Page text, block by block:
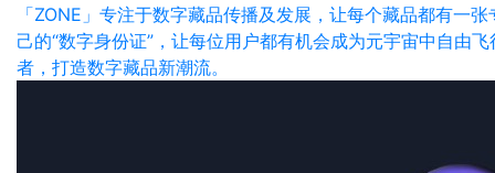
「ZONE」专注于数字藏品传播及发展，让每个藏品都有一张
己的“数字身份证”，让每位用户都有机会成为元宇宙中自由
者，打造数字藏品新潮流。